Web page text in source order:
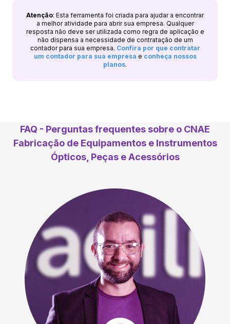
Atenção: Esta ferramenta foi criada para ajudar a encontrar
a melhor atividade para abrir sua empresa. Qualquer
resposta não deve ser utilizada como regra de aplicação e
não dispensa a necessidade de contratação de um
contador para sua empresa. Confira por que contratar
um contador para sua empresa e conheça nossos
planos.
FAQ - Perguntas frequentes sobre o CNAE
Fabricação de Equipamentos e Instrumentos
Ópticos, Peças e Acessórios